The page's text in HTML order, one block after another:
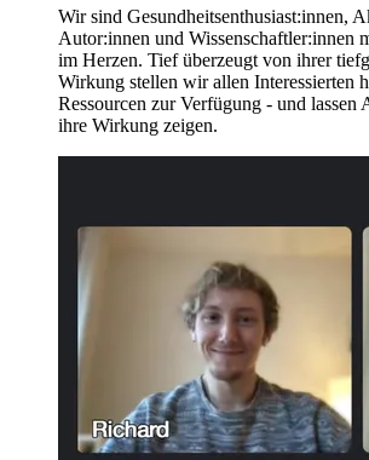
Wir sind Gesundheitsenthusiast:innen,
Autor:innen und Wissenschaftler:innen
im Herzen. Tief überzeugt von ihrer
Wirkung stellen wir allen Interessierten
Ressourcen zur Verfügung - und lassen
ihre Wirkung zeigen.